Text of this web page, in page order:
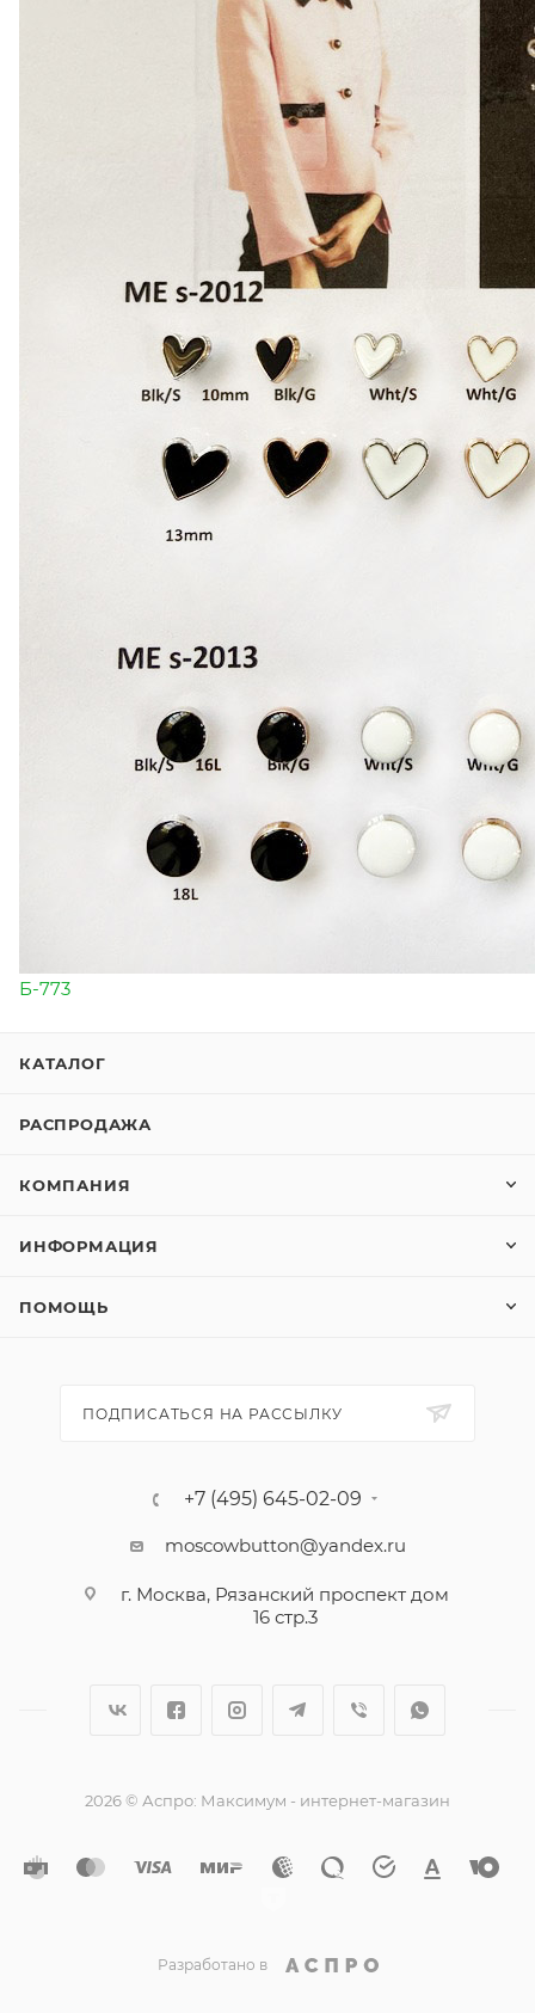
Б-773
КАТАЛОГ
РАСПРОДАЖА
КОМПАНИЯ
ИНФОРМАЦИЯ
ПОМОЩЬ
ПОДПИСАТЬСЯ НА РАССЫЛКУ
+7 (495) 645-02-09
moscowbutton@yandex.ru
г. Москва, Рязанский проспект дом
16 стр.3
2026 © Аспро: Максимум - интернет-магазин
Разработано в